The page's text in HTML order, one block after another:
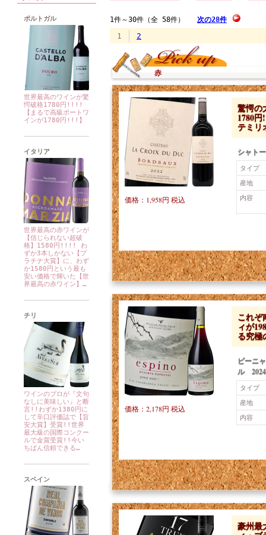
ポルトガル
世界最高のワインが驚
愕破格1780円!!!!
【まるで高級ポートワ
インが1780円!!!】
イタリア
世界最高の赤ワインが
【信じられない超破
格】1580円!!!! わ
ずか3本しかない【プ
ラチナ大賞】に、わず
か1580円という最も
安い価格で輝いた【世
界最高の赤ワイン】…
チリ
ワインのプロが『文句
なしに美味しい』と断
言!!わずか1380円に
して辛口評価誌で【旨
安大賞】受賞!!世界
最大級の国際コンクー
ルで金賞受賞!!今い
ちばん信頼できる…
スペイン
赤
驚愕の
1780
テミ
シャト
タイプ
産地
内容
価格：1,958円 税込
これぞ
ィが
る究
ビーニ
ル 2024
タイプ
産地
内容
価格：2,178円 税込
豪州最